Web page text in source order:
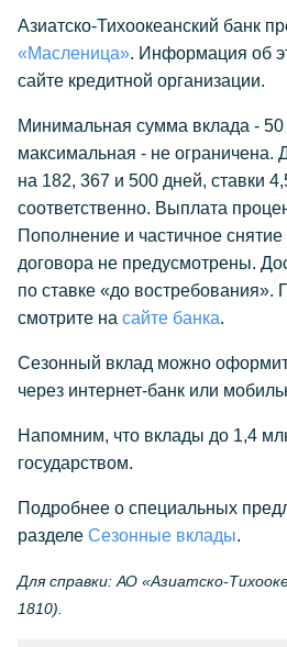
Азиатско-Тихоокеанский банк
«Масленица». Информация об
сайте кредитной организации.
Минимальная сумма вклада - 50
максимальная - не ограничена.
на 182, 367 и 500 дней, ставки
соответственно. Выплата
Пополнение и частичное
договора не предусмотрены.
по ставке «до востребования».
смотрите на сайте банка.
Сезонный вклад можно
через интернет-банк или
Напомним, что вклады до 1,4
государством.
Подробнее о специальных
разделе Сезонные вклады.
Для справки: АО «Азиатско-
1810).